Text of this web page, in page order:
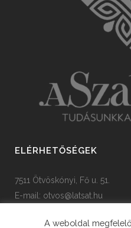
ELÉRHETŐSÉGEK
7511 Ötvöskónyi, Fő u. 51.
E-mail: otvos@latsat.hu
A weboldal